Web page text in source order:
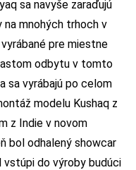
sa navyše zaraďujú
na mnohých trhoch v
pre miestne
odbytu v tomto
sa vyrábajú po celom
modelu Kushaq z
z Indie v novom
bol odhalený showcar
vstúpi do výroby budúci